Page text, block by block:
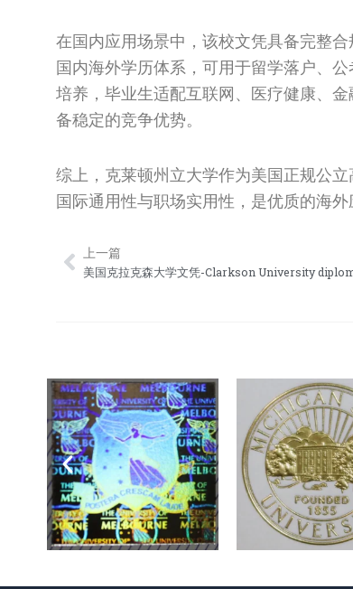
在国内应用场景中，该校文凭具备完整
国内海外学历体系，可用于留学落户、
培养，毕业生适配互联网、医疗健康、
备稳定的竞争优势。
综上，克莱顿州立大学作为美国正规公
国际通用性与职场实用性，是优质的海
Prev
上一篇
美国克拉克森大学文凭-Clarkson University